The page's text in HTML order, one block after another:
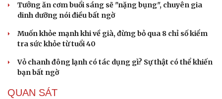
Du lịch
Tư vấn
Săn Tour
Câu chuyện thời sự
Kể chuyện cho bé
Tưởng ăn cơm buổi sáng sẽ "nặng bụng", chuyên gia
dinh dưỡng nói điều bất ngờ
Muốn khỏe mạnh khi về già, đừng bỏ qua 8 chỉ số kiểm
tra sức khỏe từ tuổi 40
Vỏ chanh đông lạnh có tác dụng gì? Sự thật có thể khiến
bạn bất ngờ
QUAN SÁT